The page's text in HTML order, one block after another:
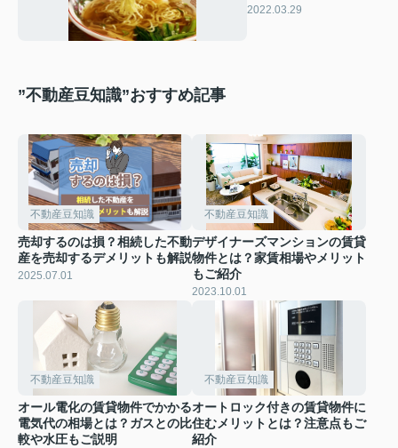
を2軒ご紹介！
2022.03.29
”不動産豆知識”おすすめ記事
不動産豆知識
売却するのは損？相続した不動
産を売却するデメリットも解説
2025.07.01
不動産豆知識
デザイナーズマンションの賃貸
物件とは？家賃相場やメリット
もご紹介
2023.10.01
不動産豆知識
オール電化の賃貸物件でかかる
電気代の相場とは？ガスとの比
較や水圧もご説明
不動産豆知識
オートロック付きの賃貸物件に
住むメリットとは？注意点もご
紹介